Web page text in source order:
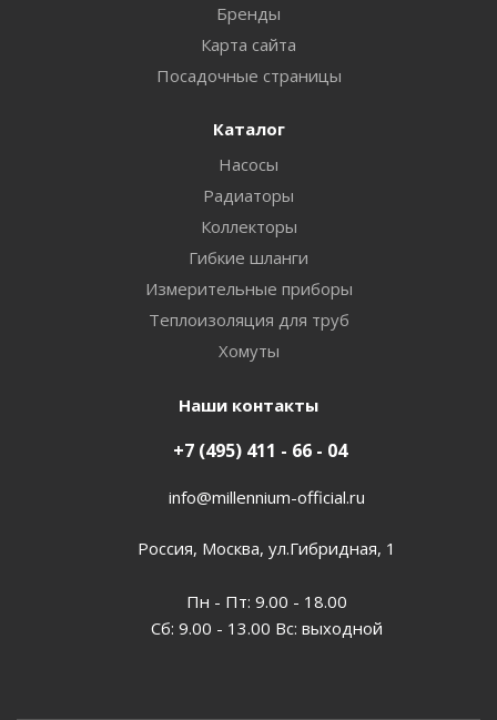
Бренды
Карта сайта
Посадочные страницы
Каталог
Насосы
Радиаторы
Коллекторы
Гибкие шланги
Измерительные приборы
Теплоизоляция для труб
Хомуты
Наши контакты
+7 (495) 411 - 66 - 04
info@millennium-official.ru
Россия, Москва, ул.Гибридная, 1
Пн - Пт: 9.00 - 18.00
Сб: 9.00 - 13.00 Вс: выходной